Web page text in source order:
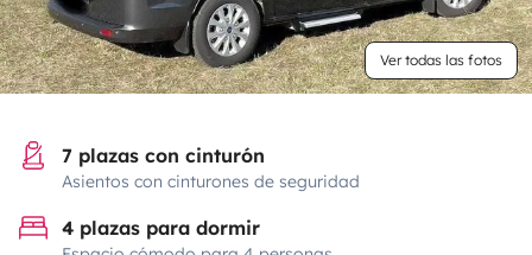
Ver todas las fotos
7 plazas con cinturón
Asientos con cinturones de seguridad
4 plazas para dormir